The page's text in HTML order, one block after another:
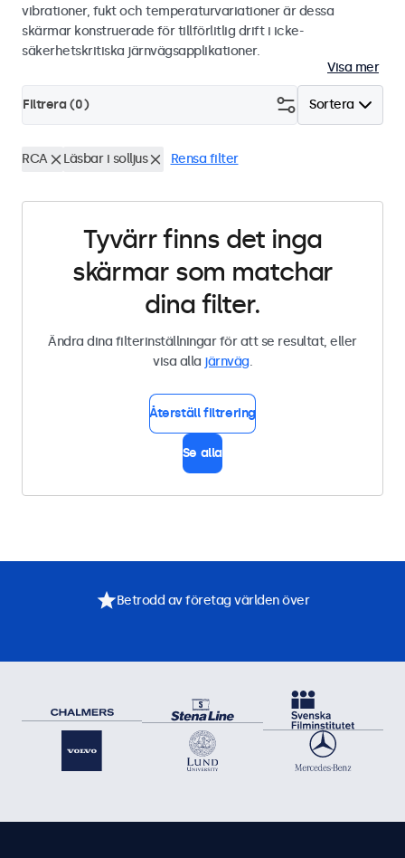
vibrationer, fukt och temperaturvariationer är dessa
skärmar konstruerade för tillförlitlig drift i icke-
säkerhetskritiska järnvägsapplikationer.
Visa mer
Sortera
Filtrera (0)
RCA Läsbar i solljus Rensa filter
Tyvärr finns det inga
skärmar som matchar
dina filter.
Ändra dina filterinställningar för att se resultat, eller
visa alla järnväg.
Återställ filtrering
Se alla
Betrodd av företag världen över